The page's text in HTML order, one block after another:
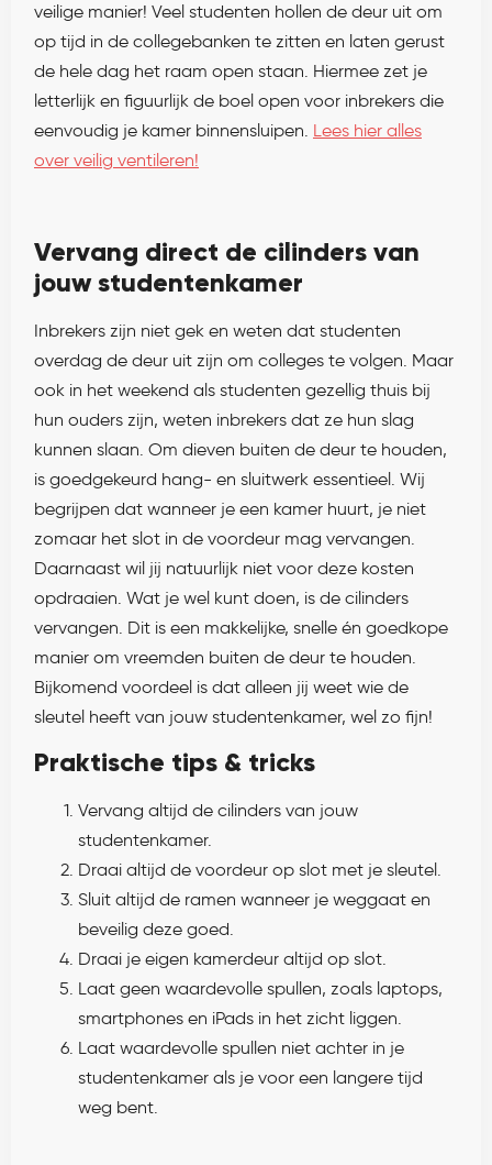
veilige manier! Veel studenten hollen de deur uit om
op tijd in de collegebanken te zitten en laten gerust
de hele dag het raam open staan. Hiermee zet je
letterlijk en figuurlijk de boel open voor inbrekers die
eenvoudig je kamer binnensluipen. Lees hier alles
over veilig ventileren!
Vervang direct de cilinders van
jouw studentenkamer
Inbrekers zijn niet gek en weten dat studenten
overdag de deur uit zijn om colleges te volgen. Maar
ook in het weekend als studenten gezellig thuis bij
hun ouders zijn, weten inbrekers dat ze hun slag
kunnen slaan. Om dieven buiten de deur te houden,
is goedgekeurd hang- en sluitwerk essentieel. Wij
begrijpen dat wanneer je een kamer huurt, je niet
zomaar het slot in de voordeur mag vervangen.
Daarnaast wil jij natuurlijk niet voor deze kosten
opdraaien. Wat je wel kunt doen, is de cilinders
vervangen. Dit is een makkelijke, snelle én goedkope
manier om vreemden buiten de deur te houden.
Bijkomend voordeel is dat alleen jij weet wie de
sleutel heeft van jouw studentenkamer, wel zo fijn!
Praktische tips & tricks
Vervang altijd de cilinders van jouw
studentenkamer.
Draai altijd de voordeur op slot met je sleutel.
Sluit altijd de ramen wanneer je weggaat en
beveilig deze goed.
Draai je eigen kamerdeur altijd op slot.
Laat geen waardevolle spullen, zoals laptops,
smartphones en iPads in het zicht liggen.
Laat waardevolle spullen niet achter in je
studentenkamer als je voor een langere tijd
weg bent.